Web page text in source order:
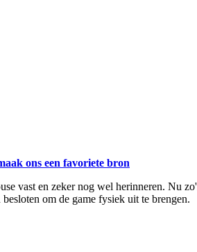
ons een favoriete bron
vast en zeker nog wel herinneren.
om de game fysiek uit te brengen.